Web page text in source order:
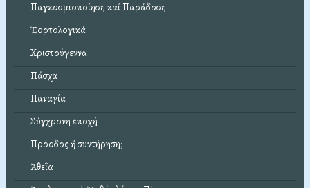
Παγκοσμιοποίηση καί Παράδοση
Ἑορτολογικά
Χριστούγεννα
Πάσχα
Παναγία
Σύγχρονη ἐποχή
Πρόοδος ἤ συντήρηση;
Ἀθεΐα